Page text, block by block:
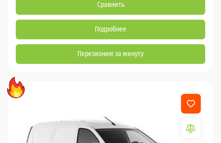
Сравнить
Подробнее
Перезвоним за минуту